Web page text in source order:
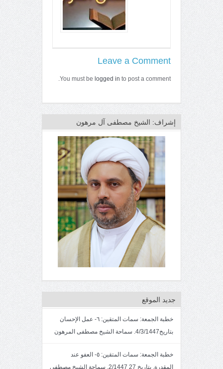
Leave a Comment
You must be logged in to post a comment.
إشراف: الشيخ مصطفى آل مرهون
جديد الموقع
خطبة الجمعة: سمات المتقين: ٦- عمل الإحسان
بتاريخ4/3/1447. سماحة الشيخ مصطفى المرهون
خطبة الجمعة: سمات المتقين: ٥- العفو عند
المقدرة. بتاريخ 27 2/1447. سماحة الشيخ مصطفى